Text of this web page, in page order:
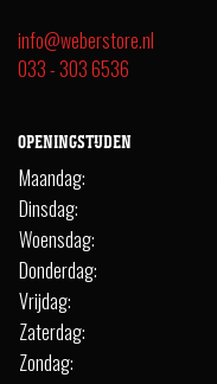
info@weberstore.nl
033 - 303 6536
OPENINGSTIJDEN
Maandag:
Dinsdag:
Woensdag:
Donderdag:
Vrijdag:
Zaterdag:
Zondag: